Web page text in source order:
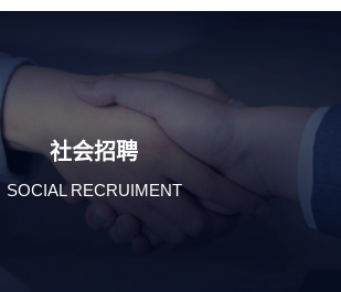
社会招聘
SOCIAL RECRUIMENT